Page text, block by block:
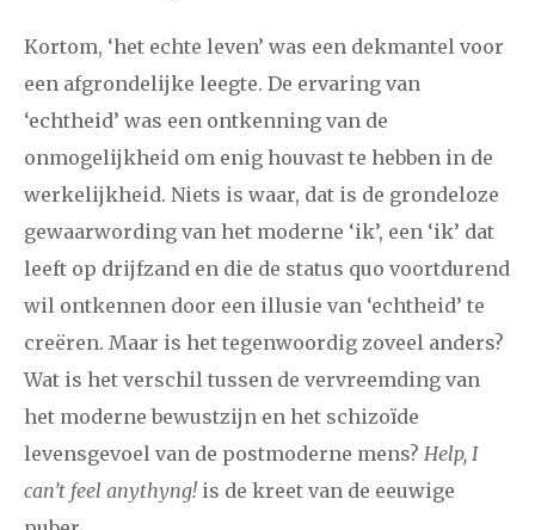
2020
januari
augustus september oktober november
december
2019
januari februari maart april mei juni juli
augustus november
december
2018
januari maart april mei juni
augustus september oktober november
december
Kortom, ‘het echte leven’ was een dekmantel voor
een afgrondelijke leegte. De ervaring van
‘echtheid’ was een ontkenning van de
onmogelijkheid om enig houvast te hebben in de
werkelijkheid. Niets is waar, dat is de grondeloze
gewaarwording van het moderne ‘ik’, een ‘ik’ dat
leeft op drijfzand en die de status quo voortdurend
wil ontkennen door een illusie van ‘echtheid’ te
creëren. Maar is het tegenwoordig zoveel anders?
Wat is het verschil tussen de vervreemding van
het moderne bewustzijn en het schizoïde
levensgevoel van de postmoderne mens? Help, I
can’t feel anythyng!is de kreet van de eeuwige